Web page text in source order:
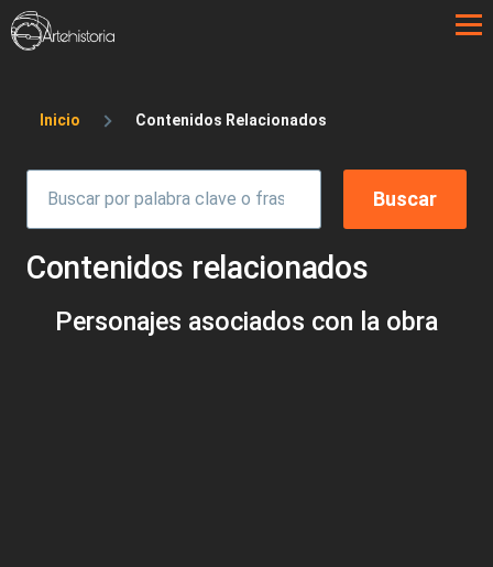
Pasar al contenido principal
Sobrescribir enlaces de ayuda a la
Inicio Contenidos Relacionados
Contenidos relacionados
Personajes asociados con la obra